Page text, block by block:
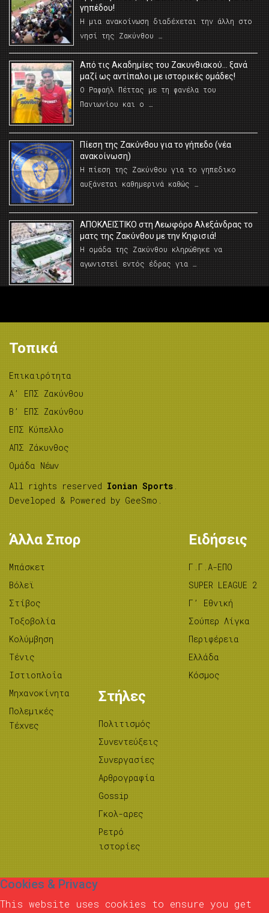
γηπέδου!
Η μια ανακοίνωση διαδέχεται την άλλη στο
νησί της Ζακύνθου …
Από τις Ακαδημίες του Ζακυνθιακού… ξανά
μαζί ως αντίπαλοι με ιστορικές ομάδες!
Ο Ραφαήλ Πέττας με τη φανέλα του
Πανιωνίου και ο …
Πίεση της Ζακύνθου για το γήπεδο (νέα
ανακοίνωση)
Η πίεση της Ζακύνθου για το γηπεδικο
αυξάνεται καθημερινά καθώς …
AΠΟΚΛΕΙΣΤΙΚΟ στη Λεωφόρο Αλεξάνδρας το
ματς της Ζακύνθου με την Κηφισιά!
Η ομάδα της Ζακύνθου κληρώθηκε να
αγωνιστεί εντός έδρας για …
Τοπικά
Επικαιρότητα
A’ ΕΠΣ Ζακύνθου
B’ ΕΠΣ Ζακύνθου
ΕΠΣ Κύπελλο
ΑΠΣ Ζάκυνθος
Ομάδα Νέων
All rights reserved Ionian Sports .
Developed & Powered by GeeSmo .
Άλλα Σπορ
Μπάσκετ
Βόλεϊ
Στίβος
Tοξοβολία
Κολύμβηση
Τένις
Ιστιοπλοΐα
Μηχανοκίνητα
Πολεμικές
Τέχνες
Ειδήσεις
Γ.Γ.Α-ΕΠΟ
SUPER LEAGUE 2
Γ’ Εθνική
Σούπερ Λίγκα
Περιφέρεια
Ελλάδα
Κόσμος
Στήλες
Πολιτισμός
Συνεντεύξεις
Συνεργασίες
Αρθρογραφία
Gossip
Γκολ-αρες
Ρετρό
ιστορίες
Cookies & Privacy
This website uses cookies to ensure you get